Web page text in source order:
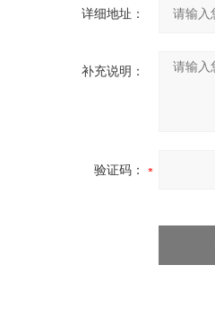
详细地址：
补充说明：
验证码：